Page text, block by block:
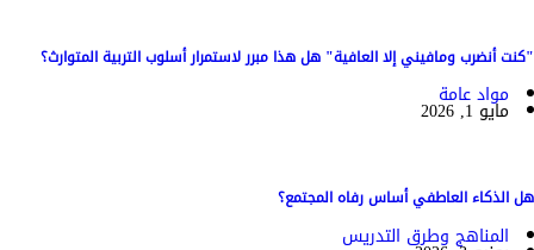
"كنت أنضرب ومافيني إلا العافية" هل هذا مبرر لاستمرار أسلوب التربية المتوارث؟
مواد عامة
مايو 1, 2026
هل الذكاء العاطفي أساس رفاه المجتمع؟
المناهج وطرق التدريس